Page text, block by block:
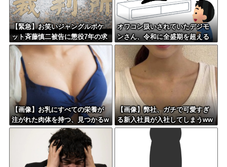
【緊急】お笑いジャングルポケ
ット斉藤慎二被告に懲役7年の求
刑←これ…
オワコン扱いされていたデジモ
ンさん、令和に全盛期を超える
利益を生み出していた
【画像】お乳にすべての栄養が
注がれた肉体を持つ、見つかるw
wwwww
【画像】弊社、ガチで可愛すぎ
る新入社員が入社してしまうww
ww